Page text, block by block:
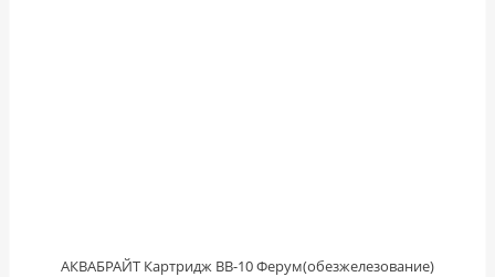
АКВАБРАЙТ Картридж ВВ-10 Ферум(обезжелезование)